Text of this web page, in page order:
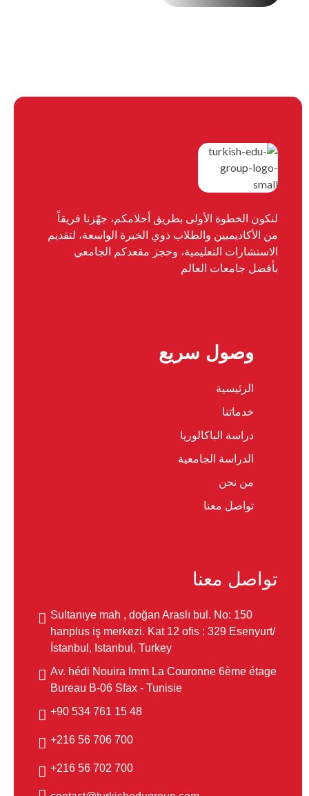
لنكون الخطوة الأولى بطريق أحلامكم، جهّزنا فريقاً
من الأكاديميين والطلاب ذوي الخبرة الواسعة، لتقديم
الاستشارات التعليمية، وحجز مقعدكم الجامعي
بأفضل جامعات العالم
وصول سريع
الرئيسية
خدماتنا
دراسة الباكالوريا
الدراسة الجامعية
من نحن
تواصل معنا
تواصل معنا
Sultanıye mah , doğan Araslı bul. No: 150
hanplus iş merkezi. Kat 12 ofis : 329 Esenyurt/
İstanbul, Istanbul, Turkey
Av. hédi Nouira Imm La Couronne 6ème étage
Bureau B-06 Sfax - Tunisie
48 15 761 534 90+
700 706 56 216+
700 702 56 216+